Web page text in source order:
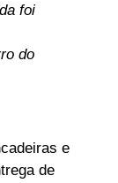
foi
do
e
de